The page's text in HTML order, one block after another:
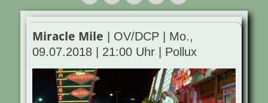
Mail
Miracle Mile | OV/DCP | Mo.,
09.07.2018 | 21:00 Uhr | Pollux